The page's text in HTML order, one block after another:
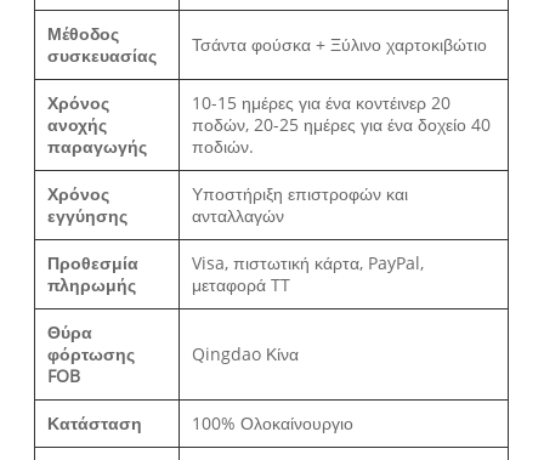
Μέθοδος
συσκευασίας
Τσάντα φούσκα + Ξύλινο χαρτοκιβώτιο
Χρόνος
ανοχής
παραγωγής
10-15 ημέρες για ένα κοντέινερ 20
ποδών, 20-25 ημέρες για ένα δοχείο 40
ποδιών.
Χρόνος
εγγύησης
Υποστήριξη επιστροφών και
ανταλλαγών
Προθεσμία
πληρωμής
Visa, πιστωτική κάρτα, PayPal,
μεταφορά TT
Θύρα
φόρτωσης
FOB
Qingdao Κίνα
Κατάσταση 100% Ολοκαίνουργιο